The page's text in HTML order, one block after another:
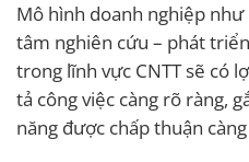
Mô hình doanh nghiệp
tâm nghiên cứu – phát
trong lĩnh vực CNTT sẽ có
tả công việc càng rõ ràng,
năng được chấp thuận